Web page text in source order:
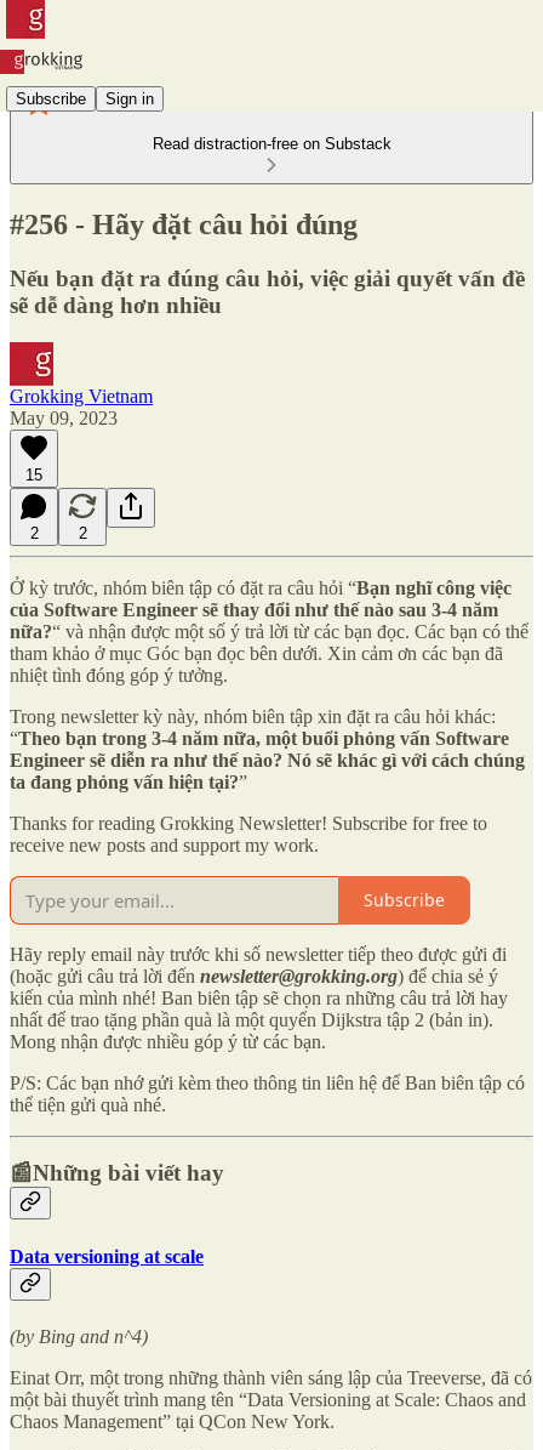
Subscribe Sign in
Read distraction-free on Substack
#256 - Hãy đặt câu hỏi đúng
Nếu bạn đặt ra đúng câu hỏi, việc giải quyết vấn đề
sẽ dễ dàng hơn nhiều
Grokking Vietnam
May 09, 2023
15
2 2
Ở kỳ trước, nhóm biên tập có đặt ra câu hỏi “Bạn nghĩ công việc
của Software Engineer sẽ thay đổi như thế nào sau 3-4 năm
nữa?“ và nhận được một số ý trả lời từ các bạn đọc. Các bạn có thể
tham khảo ở mục Góc bạn đọc bên dưới. Xin cảm ơn các bạn đã
nhiệt tình đóng góp ý tưởng.
Trong newsletter kỳ này, nhóm biên tập xin đặt ra câu hỏi khác:
“Theo bạn trong 3-4 năm nữa, một buổi phỏng vấn Software
Engineer sẽ diễn ra như thế nào? Nó sẽ khác gì với cách chúng
ta đang phỏng vấn hiện tại?”
Thanks for reading Grokking Newsletter! Subscribe for free to
receive new posts and support my work.
Subscribe
Hãy reply email này trước khi số newsletter tiếp theo được gửi đi
(hoặc gửi câu trả lời đến newsletter@grokking.org) để chia sẻ ý
kiến của mình nhé! Ban biên tập sẽ chọn ra những câu trả lời hay
nhất để trao tặng phần quà là một quyển Dijkstra tập 2 (bản in).
Mong nhận được nhiều góp ý từ các bạn.
P/S: Các bạn nhớ gửi kèm theo thông tin liên hệ để Ban biên tập có
thể tiện gửi quà nhé.
📰Những bài viết hay
Data versioning at scale
(by Bing and n^4)
Einat Orr, một trong những thành viên sáng lập của Treeverse, đã có
một bài thuyết trình mang tên “Data Versioning at Scale: Chaos and
Chaos Management” tại QCon New York.